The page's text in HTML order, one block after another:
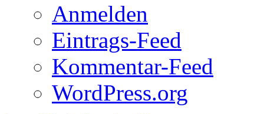
Anmelden
Eintrags-Feed
Kommentar-Feed
WordPress.org